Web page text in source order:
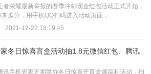
者荣耀最新举报的赛季冲刺现金红包活动正式开始，
瓜分，用手机QQ扫码进入活动页面，
2021-12-22 18:19:45
冬日惊喜盲盒活动抽1.8元微信红包、腾讯
讯手机管家近期举办冬日惊喜开盲盒领福利活动，扫